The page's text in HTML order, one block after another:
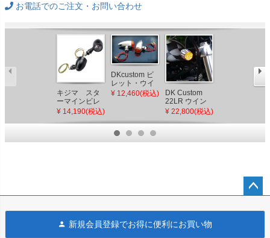
お電話でのご注文・お問い合わせ
キジマ スタ
ーマインビレ
ットウインカ
ーランプ B4
¥ 14,190(税込)
DKcustom ビ
レット・ウイ
ンカー クロ
¥ 12,460(税込)
DK Custom
22LR ウイン
カーキット
ポリッシュ
¥ 22,800(税込)
ー クローム/ス
格(車検OK)
新規会員登録でお得に便利にお買い物